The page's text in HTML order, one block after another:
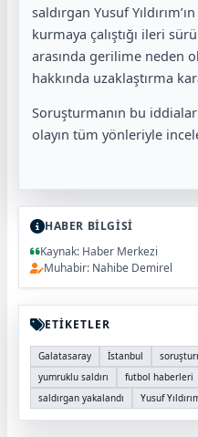
saldırgan Yusuf
kurmaya çalıştığı ileri
arasında gerilime neden
hakkında uzaklaştırma
Soruşturmanın bu
olayın tüm yönleriyle
HABER BİLGİSİ
Kaynak: Haber Merkezi
Muhabir: Nahibe Demirel
ETİKETLER
Galatasaray İstanbul
yumruklu saldırı
futbol haberleri
saldırgan yakalandı
Yusuf